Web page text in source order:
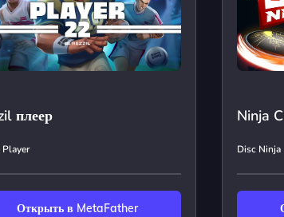
плеер
Player
Открыть в MetaFather
Ninja
Disc Ninja